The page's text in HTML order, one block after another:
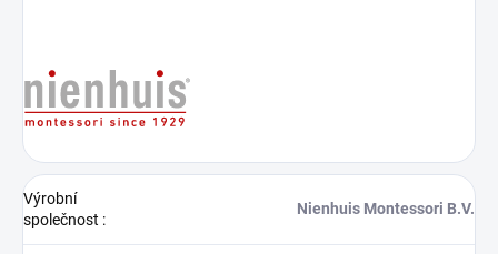
Výrobní
společnost :
Nienhuis Montessori B.V.